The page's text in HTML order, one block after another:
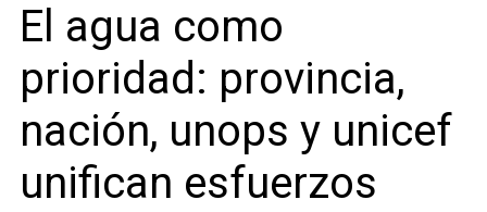
El agua como
prioridad: provincia,
nación, unops y unicef
unifican esfuerzos